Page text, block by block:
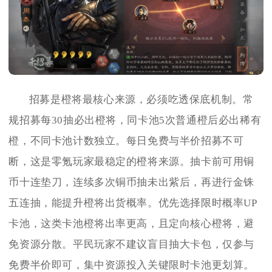
招募是橙将最核心来源，必须吃透保底机制。常
规招募每30抽必出橙将，同卡池5次普通橙后必出稀有
橙，不同卡池计数独立。每日免费与半价招募不可
断，这是零氪玩家最稳定的橙将来源。抽卡前可用铜
币十连垫刀，连续多次铜币抽未出紫后，再进行金铢
五连抽，能提升橙将出货概率。优先选择限时概率UP
卡池，这类卡池橙将出率更高，且定向核心橙将，避
免资源分散。平民玩家不建议盲目抽大卡包，仅参与
免费半价即可，集中资源投入关键限时卡池更划算。